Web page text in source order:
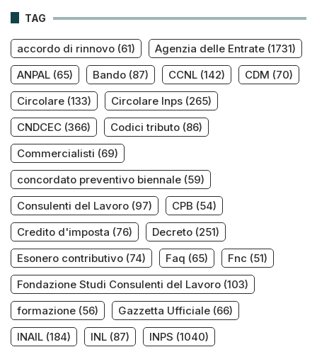
TAG
accordo di rinnovo (61) Agenzia delle Entrate (1731)
ANPAL (65) Bando (87) CCNL (142) CDM (70)
Circolare (133) Circolare Inps (265)
CNDCEC (366) Codici tributo (86)
Commercialisti (69)
concordato preventivo biennale (59)
Consulenti del Lavoro (97) CPB (54)
Credito d'imposta (76) Decreto (251)
Esonero contributivo (74) Faq (65) Fnc (51)
Fondazione Studi Consulenti del Lavoro (103)
formazione (56) Gazzetta Ufficiale (66)
INAIL (184) INL (87) INPS (1040)